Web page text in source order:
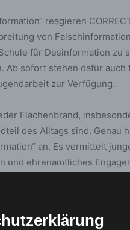
reagieren
von
für Desinformation zu
Ab sofort stehen dafür auch
zur Verfügung.
Flächenbrand,
des Alltags sind. Genau
an. Es vermittelt
und ehrenamtliches